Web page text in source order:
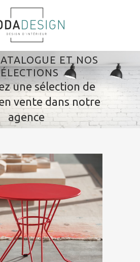
ET NOS
une sélection de
vente dans notre
agence